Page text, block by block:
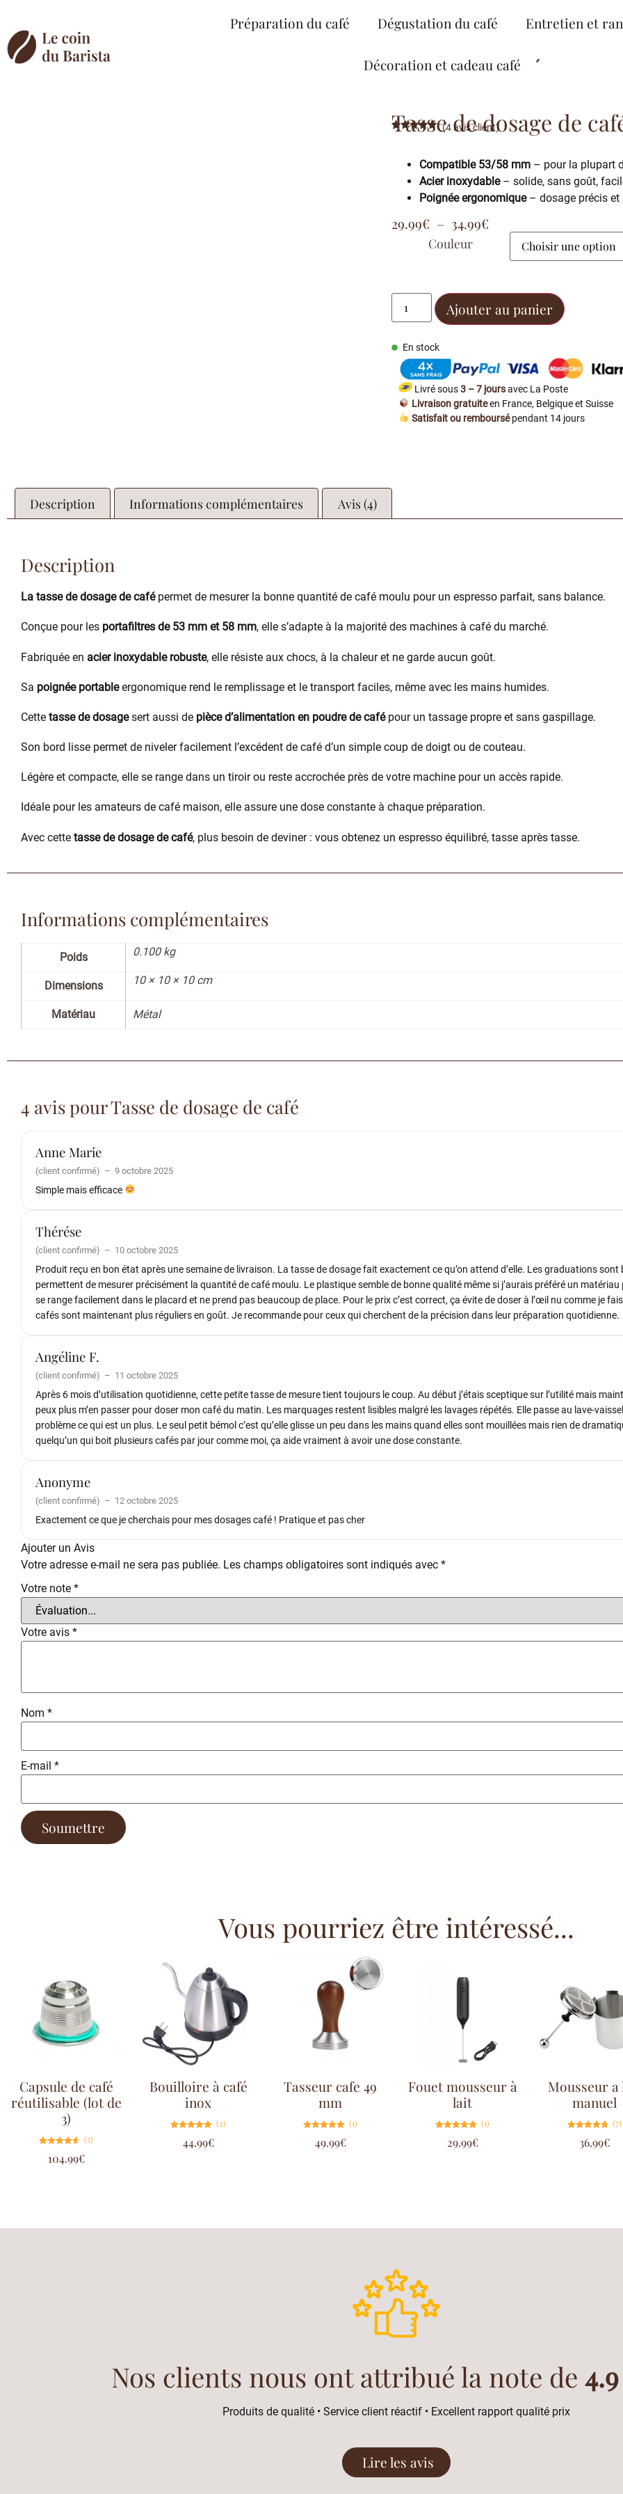
Préparation du café Dégustation du café Entretien et
Décoration et cadeau café
Tasse de dosage de
notations
(4avis client)
Compatible 53/58 mm– pour la plupart
Acier inoxydable– solide, sans goût,
Poignée ergonomique– dosage précis et
29.99€ – 34.99€
Couleur
Ajouter au panier
En stock
Livré sous3 – 7 joursavec La Poste
Livraison gratuiteen France, Belgique et Suisse
Satisfait ou remboursépendant 14 jours
Description Informations complémentaires Avis (4)
Description
La tasse de dosage de cafépermet de mesurer la bonne quantité de café moulu pour un espresso parfait, sans balance.
Conçue pour les portafiltres de 53 mm et 58 mm, elle s’adapte à la majorité des machines à café du marché.
Fabriquée en acier inoxydable robuste, elle résiste aux chocs, à la chaleur et ne garde aucun goût.
Sa poignée portableergonomique rend le remplissage et le transport faciles, même avec les mains humides.
Cette tasse de dosagesert aussi de pièce d’alimentation en poudre de cafépour un tassage propre et sans gaspillage.
Son bord lisse permet de niveler facilement l’excédent de café d’un simple coup de doigt ou de couteau.
Légère et compacte, elle se range dans un tiroir ou reste accrochée près de votre machine pour un accès rapide.
Idéale pour les amateurs de café maison, elle assure une dose constante à chaque préparation.
Avec cette tasse de dosage de café, plus besoin de deviner : vous obtenez un espresso équilibré, tasse après tasse.
Informations complémentaires
Poids 0.100 kg
Dimensions 10 × 10 × 10 cm
Matériau Métal
4 avis pourTasse de dosage de café
Anne Marie
(client confirmé) – 9 octobre 2025
Simple mais efficace
Thérése
(client confirmé) – 10 octobre 2025
Produit reçu en bon état après une semaine de livraison. La tasse de dosage fait exactement ce qu’on attend d’elle. Les graduations sont
permettent de mesurer précisément la quantité de café moulu. Le plastique semble de bonne qualité même si j’aurais préféré un matériau
se range facilement dans le placard et ne prend pas beaucoup de place. Pour le prix c’est correct, ça évite de doser à l’œil nu comme je
cafés sont maintenant plus réguliers en goût. Je recommande pour ceux qui cherchent de la précision dans leur préparation quotidienne.
Angéline F.
(client confirmé) – 11 octobre 2025
Après 6 mois d’utilisation quotidienne, cette petite tasse de mesure tient toujours le coup. Au début j’étais sceptique sur l’utilité mais
peux plus m’en passer pour doser mon café du matin. Les marquages restent lisibles malgré les lavages répétés. Elle passe au lave-
problème ce qui est un plus. Le seul petit bémol c’est qu’elle glisse un peu dans les mains quand elles sont mouillées mais rien de
quelqu’un qui boit plusieurs cafés par jour comme moi, ça aide vraiment à avoir une dose constante.
Anonyme
(client confirmé) – 12 octobre 2025
Exactement ce que je cherchais pour mes dosages café ! Pratique et pas cher
Ajouter un Avis
Votre adresse e-mail ne sera pas publiée. Les champs obligatoires sont indiqués avec *
Votre note *
Votre avis *
Nom *
E-mail *
Vous pourriez être intéressé...
Capsule de café
réutilisable (lot de
3)
4.60
sur 5
(5)
104.99€
Bouilloire à café
inox
5.00
sur 5
(2)
44.99€
Tasseur cafe 49
mm
5.00
sur 5
(1)
49.99€
Fouet mousseur à
lait
5.00
sur 5
(1)
29.99€
Mousseur
manuel
4.71
sur 5
(7)
36.99€
Nos clients nous ont attribué la note de
Produits de qualité • Service client réactif • Excellent rapport qualité prix
Lire les avis